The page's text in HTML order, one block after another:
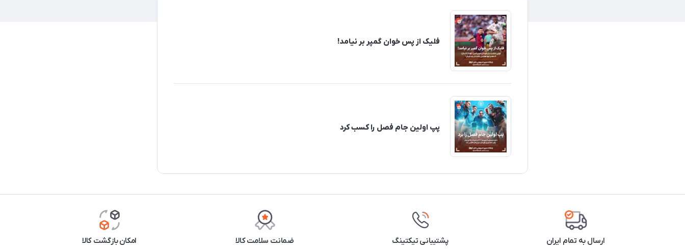
فلیک از پس خوان گمپر بر نیامد!
پپ اولین جام فصل را کسب کرد
ارسال به تمام ایران پشتیبانی تیکتینگ ضمانت سلامت کالا امکان بازگشت کالا